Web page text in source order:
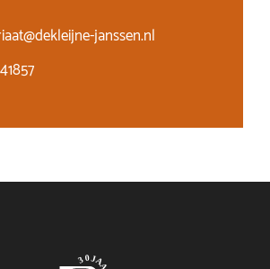
janssen.nl